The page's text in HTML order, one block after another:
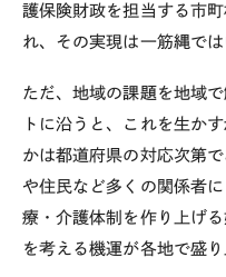
護保険財政を担当する市
れ、その実現は一筋縄では
ただ、地域の課題を地域
トに沿うと、これを生か
かは都道府県の対応次第
や住民など多くの関係者
療・介護体制を作り上げ
を考える機運が各地で盛